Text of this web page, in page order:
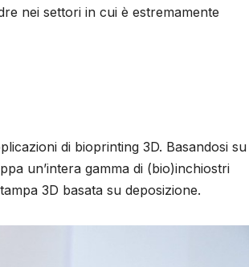
nei settori in cui è estremamente
di bioprinting 3D. Basandosi su
un’intera gamma di (bio)inchiostri
3D basata su deposizione.